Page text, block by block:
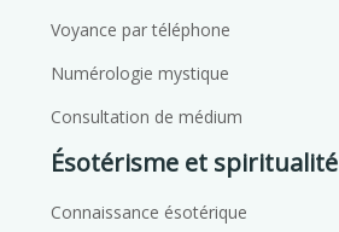
Voyance par téléphone
Numérologie mystique
Consultation de médium
Ésotérisme et spiritualité
Connaissance ésotérique